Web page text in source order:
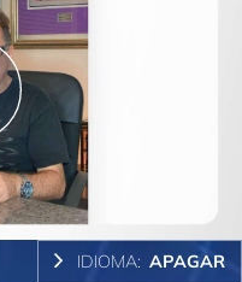
IDIOMA: APAGAR